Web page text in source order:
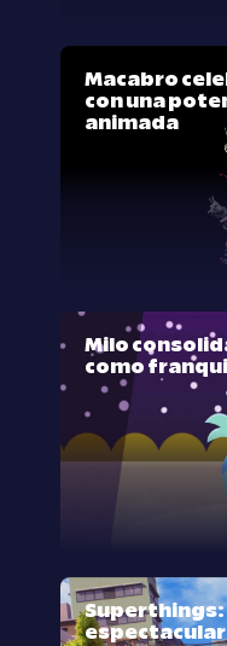
Macabro
con una
animada
Milo
como
Superthings: